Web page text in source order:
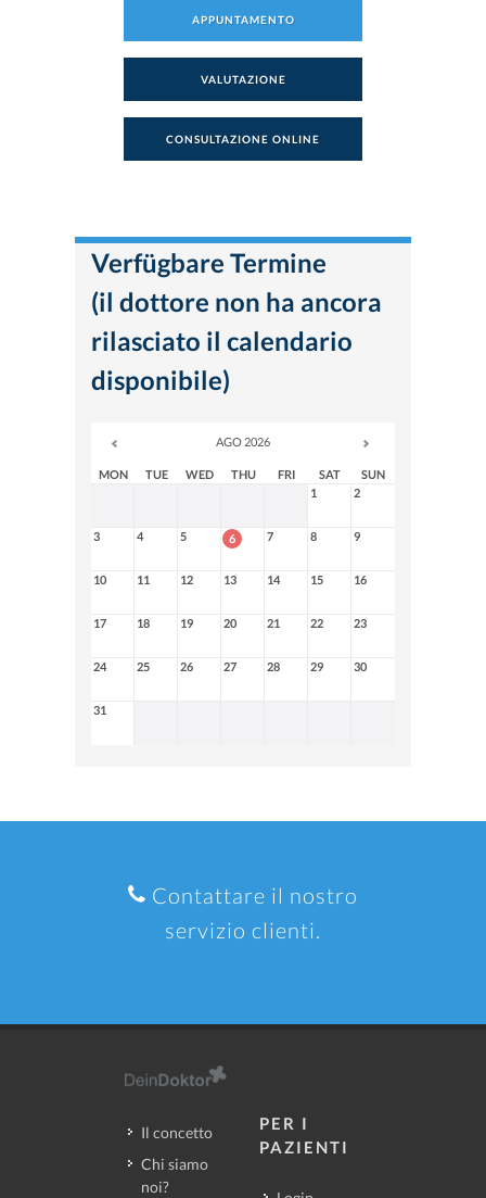
APPUNTAMENTO
VALUTAZIONE
CONSULTAZIONE ONLINE
Verfügbare Termine
(il dottore non ha ancora
rilasciato il calendario
disponibile)
AGO 2026
MON TUE WED THU FRI SAT
SUN
1
2
3 4 5 6 7 8 9
10 11 12 13 14 15 16
17 18 19 20 21 22 23
24 25 26 27 28 29 30
31
Contattare il nostro
servizio clienti.
Il concetto
Chi siamo
noi?
PER I
PAZIENTI